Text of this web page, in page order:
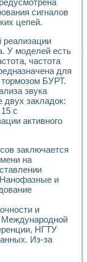
свойств
и развития
получения
зрения для контроля
процессов
обучающих
путем
среды специальной
с
INSTRUMENTS
термотрансферной
на базе
для исследова¬ния
процессов
переходных
швов на базе
сигналов
цепей.
реализации
У моделей есть
частота
для
БУРТ.
звука
закладок:
с
активного
заключается
на
Нанофазные и
и
Международной
НГТУ
Из-за